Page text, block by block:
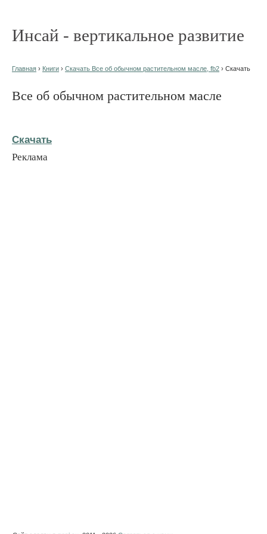
Инсай - вертикальное развитие
Главная › Книги › Скачать Все об обычном растительном масле, fb2 › Скачать
Все об обычном растительном масле
Скачать
Реклама